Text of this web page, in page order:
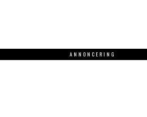
ANNONCERING